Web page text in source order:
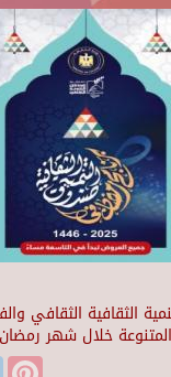
الثقافية الثقافي
المتنوعة خلال شهر رمضان
Twitter